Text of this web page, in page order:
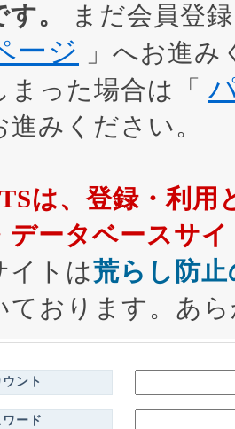
。
まだ会員登
ージ
」へお進
まった場合は「
進みください。
は、登録・利用
データベースサ
イトは荒らし防
ております。あ
ント
ード